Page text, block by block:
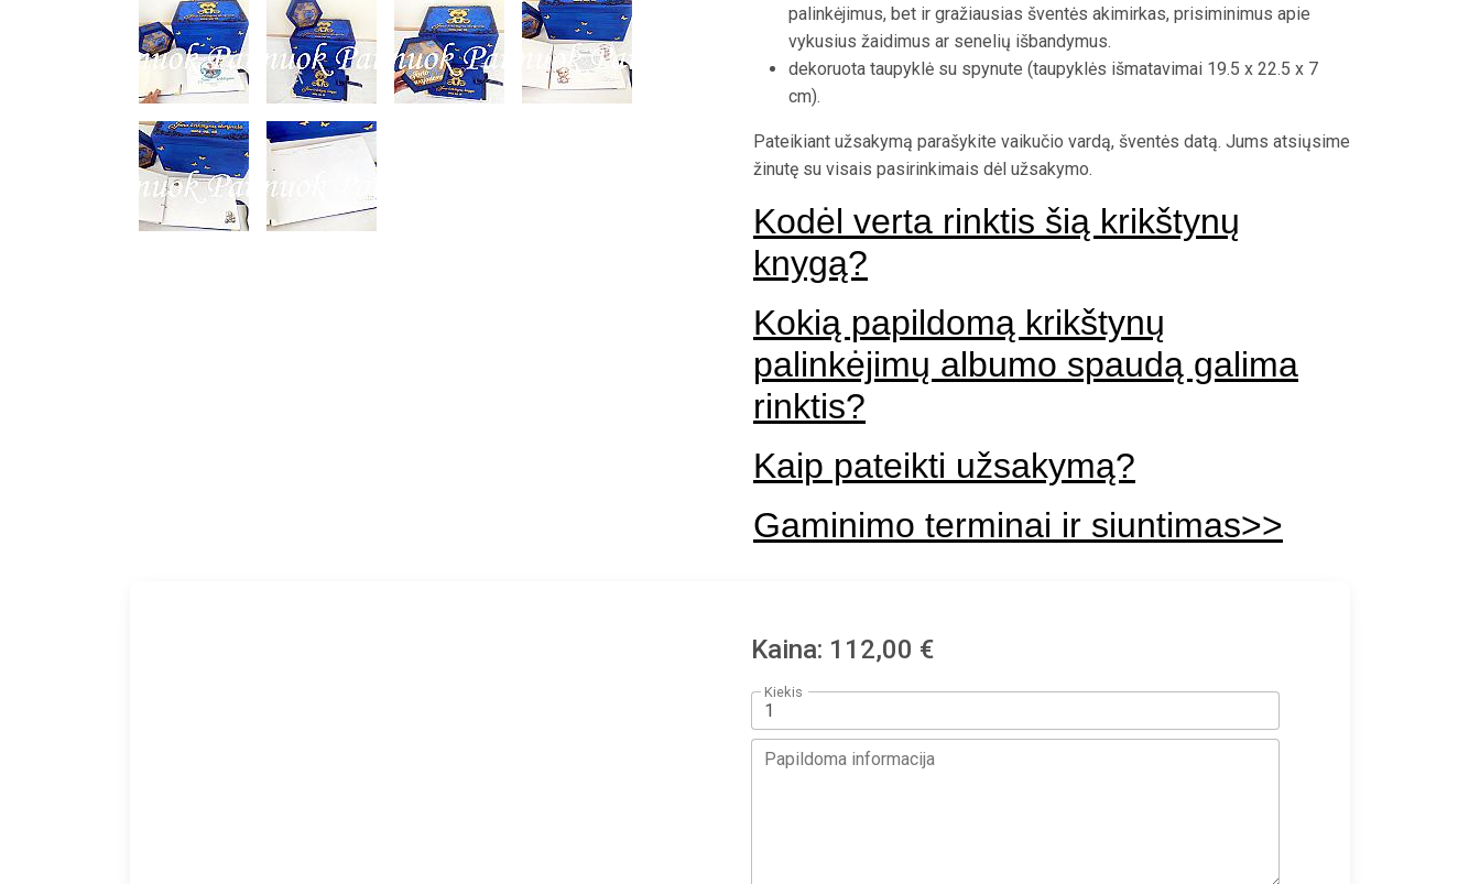
palinkėjimus, bet ir gražiausias šventės akimirkas, prisiminimus apie
vykusius žaidimus ar senelių išbandymus.
dekoruota taupyklė su spynute (taupyklės išmatavimai 19.5 x 22.5 x 7
cm).
Pateikiant užsakymą parašykite vaikučio vardą, šventės datą. Jums atsiųsime
žinutę su visais pasirinkimais dėl užsakymo.
Kodėl verta rinktis šią krikštynų
knygą?
Kokią papildomą krikštynų
palinkėjimų albumo spaudą galima
rinktis?
Kaip pateikti užsakymą?
Gaminimo terminai ir siuntimas>>
Kaina: 112,00 €
Kiekis
Papildoma informacija